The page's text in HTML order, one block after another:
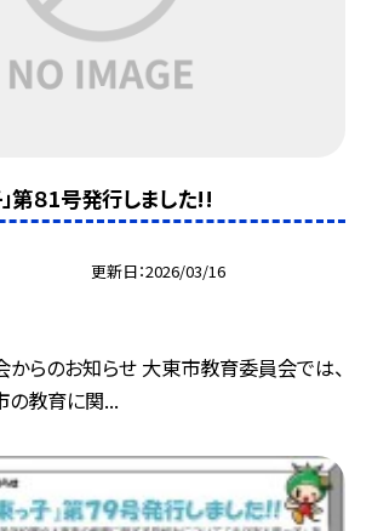
第８1号発行しました!!
更新日 2026/03/16
らのお知らせ 大東市教育委員会では、
の教育に関...